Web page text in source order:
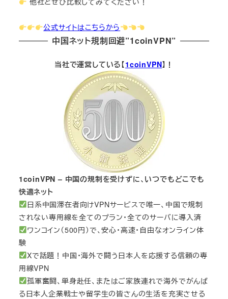
公式サイトはこちらから
中国ネット規制回避”1coinVPN”
当社で運営している【1coinVPN】！
1coinVPN – 中国の規制を受けずに、いつでもどこでも
快適ネット
日系中国滞在者向けVPNサービスで唯一、中国で規制
されない専用線を全てのプラン・全てのサーバに導入済
ワンコイン（500円）で、安心・高速・自由なオンライン体
験
Xで話題！中国・海外で闘う日本人を応援する信頼の専
用線VPN
孤軍奮闘、単身赴任、またはご家族連れで海外でがんば
る日本人企業戦士や留学生の皆さんの生活を充実させる